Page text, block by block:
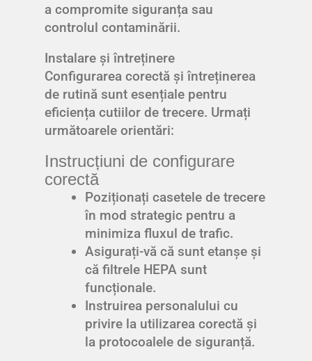
a compromite siguranța sau
controlul contaminării.
Instalare și întreținere
Configurarea corectă și întreținerea
de rutină sunt esențiale pentru
eficiența cutiilor de trecere. Urmați
următoarele orientări:
Instrucțiuni de configurare
corectă
Poziționați casetele de trecere
în mod strategic pentru a
minimiza fluxul de trafic.
Asigurați-vă că sunt etanșe și
că filtrele HEPA sunt
funcționale.
Instruirea personalului cu
privire la utilizarea corectă și
la protocoalele de siguranță.